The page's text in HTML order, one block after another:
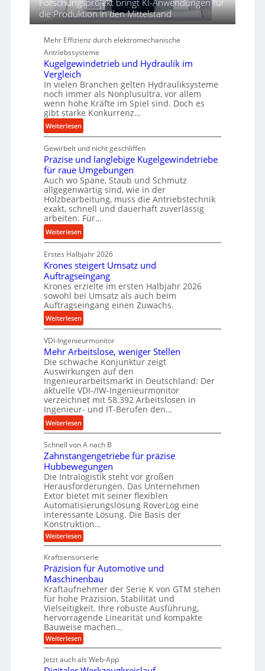
r
ö
h
n
d
i
e
P
e
r
f
o
m
a
n
c
e
b
e
i
m
D
r
ü
c
k
p
r
z
e
s
s
Forschungsprojekt bringt KI-Anwendungen für
die Produktion in den Mittelstand
Mehr Effizienz durch elektromechanische
Antriebssysteme
Kugelgewindetrieb und Hydraulik im
Vergleich
In vielen Branchen gelten Hydrauliksysteme
noch immer als Nonplusultra, vor allem
wenn hohe Kräfte im Spiel sind. Doch es
gibt starke Konkurrenz…
Weiterlesen:
K
u
g
e
l
g
e
w
i
n
e
t
r
i
e
b
u
n
d
H
y
d
r
a
u
l
i
m
V
e
r
g
l
e
c
Gewirbelt und nicht geschliffen
Präzise und langlebige Kugelgewindetriebe
für raue Umgebungen
Auch wo Späne, Staub und Schmutz
allgegenwärtig sind, wie in der
Holzbearbeitung, muss die Antriebstechnik
exakt, schnell und dauerhaft zuverlässig
arbeiten. Für…
Weiterlesen:
P
r
ä
z
i
s
e
u
n
d
l
a
n
g
l
e
b
i
g
e
K
u
g
e
l
g
e
w
i
n
d
e
t
r
i
e
b
e
Erstes Halbjahr 2026
Krones steigert Umsatz und
Auftragseingang
Krones erzielte im ersten Halbjahr 2026
sowohl bei Umsatz als auch beim
Auftragseingang einen Zuwachs.
Weiterlesen:
K
r
o
n
e
s
s
t
e
i
g
e
r
t
U
m
s
a
t
z
n
d
A
u
f
t
r
a
g
s
VDI-Ingenieurmonitor
Mehr Arbeitslose, weniger Stellen
Die schwache Konjunktur zeigt
Auswirkungen auf den
Ingenieurarbeitsmarkt in Deutschland: Der
aktuelle VDI-/IW-Ingenieurmonitor
verzeichnet mit 58.392 Arbeitslosen in
Ingenieur- und IT-Berufen den…
Weiterlesen:
M
e
h
r
A
r
b
e
i
t
s
l
o
s
e
,
w
e
n
i
g
Schnell von A nach B
Zahnstangengetriebe für präzise
Hubbewegungen
Die Intralogistik steht vor großen
Herausforderungen. Das Unternehmen
Extor bietet mit seiner flexiblen
Automatisierungslösung RoverLog eine
interessante Lösung. Die Basis der
Konstruktion…
Weiterlesen:
Z
h
n
s
t
a
n
g
e
n
g
e
t
r
i
Kraftsensorserie
Präzision für Automotive und
Maschinenbau
Kraftaufnehmer der Serie K von GTM stehen
für hohe Präzision, Stabilität und
Vielseitigkeit. Ihre robuste Ausführung,
hervorragende Linearität und kompakte
Bauweise machen…
Weiterlesen:
P
ä
Jetzt auch als Web-App